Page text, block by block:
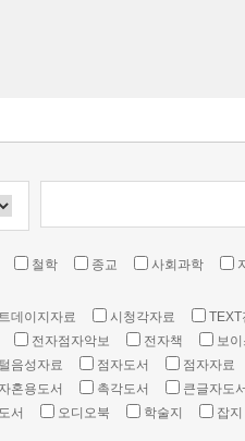
철학 종교 사회과학
데이지자료 시청각자료
TEXT
전자점자악보 전자책
보
음성자료
점자도서
점자자료
혼용도서
촉각도서
큰글자도
서
오디오북 학술지 잡지